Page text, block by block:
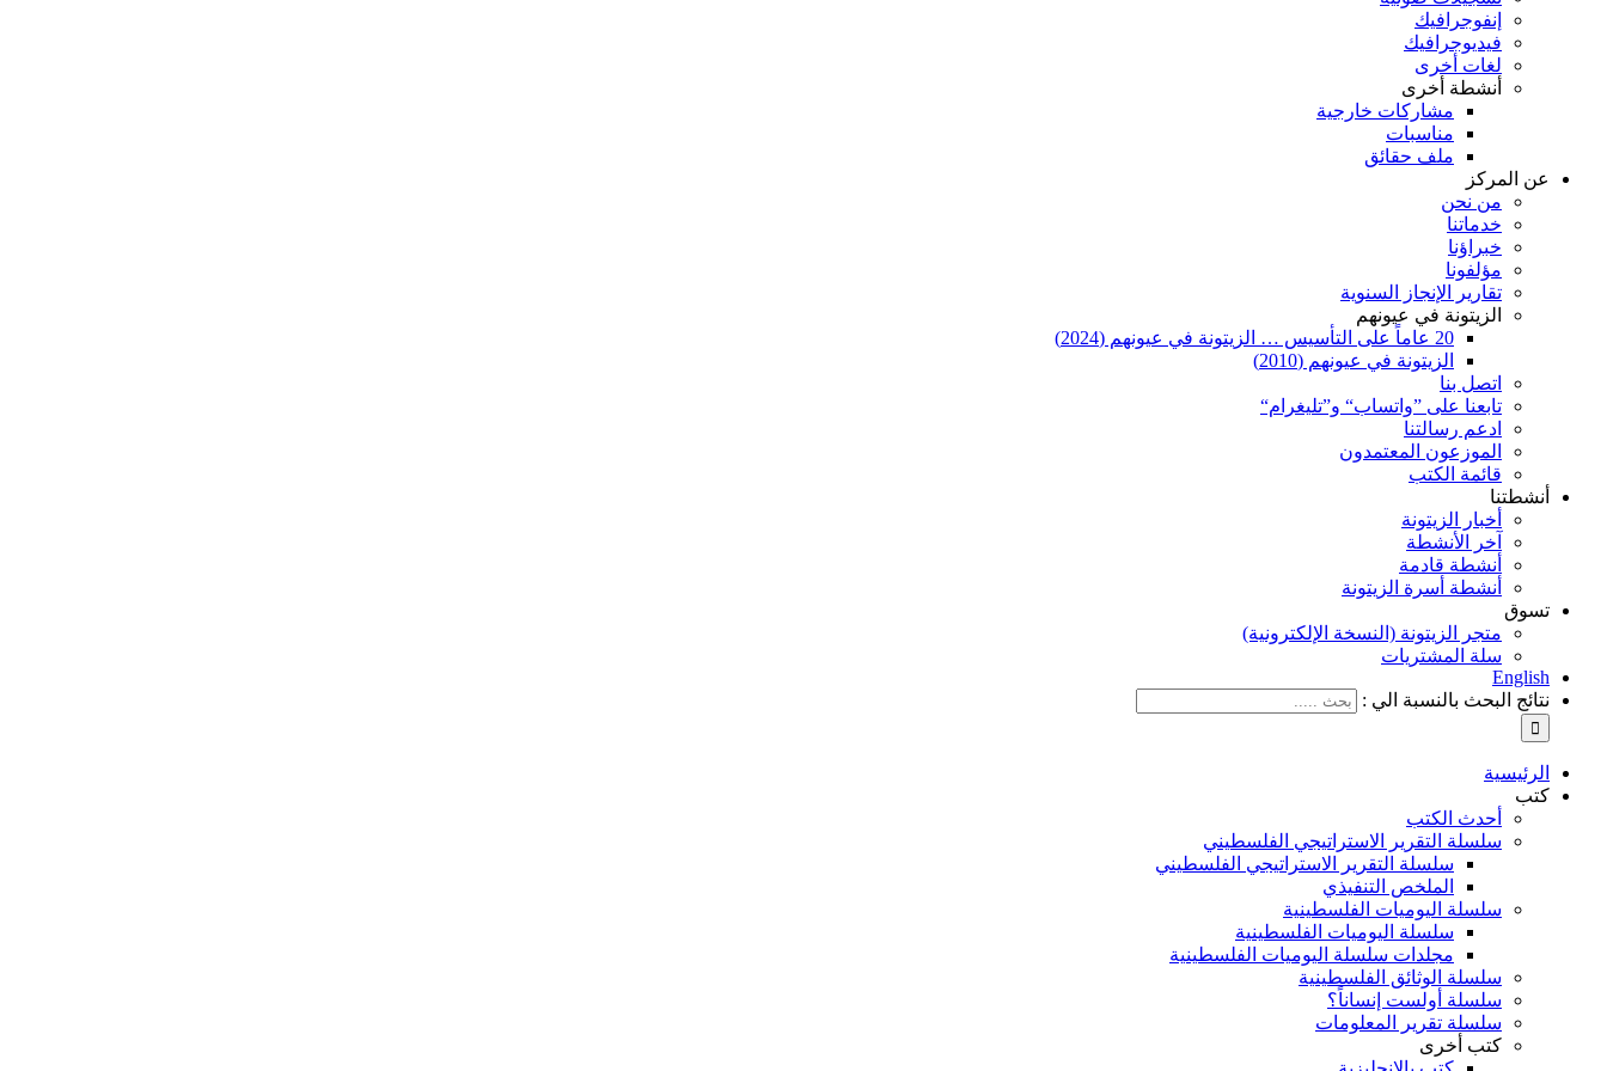
إنفوجرافيك
فيديوجرافيك
لغات أخرى
أنشطة أخرى
مشاركات خارجية
مناسبات
ملف حقائق
عن المركز
من نحن
خدماتنا
خبراؤنا
مؤلفونا
تقارير الإنجاز السنوية
الزيتونة في عيونهم
20 عاماً على التأسيس … الزيتونة في عيونهم (2024)
الزيتونة في عيونهم (2010)
اتصل بنا
تابعنا على ”واتساب“ و”تليغرام“
ادعم رسالتنا
الموزعون المعتمدون
قائمة الكتب
أنشطتنا
أخبار الزيتونة
آخر الأنشطة
أنشطة قادمة
أنشطة أسرة الزيتونة
تسوق
متجر الزيتونة (النسخة الإلكترونية)
سلة المشتريات
English
نتائج البحث بالنسبة الي :
الرئيسية
كتب
أحدث الكتب
سلسلة التقرير الاستراتيجي الفلسطيني
سلسلة التقرير الاستراتيجي الفلسطيني
الملخص التنفيذي
سلسلة اليوميات الفلسطينية
سلسلة اليوميات الفلسطينية
مجلدات سلسلة اليوميات الفلسطينية
سلسلة الوثائق الفلسطينية
سلسلة أولست إنساناً؟
سلسلة تقرير المعلومات
كتب أخرى